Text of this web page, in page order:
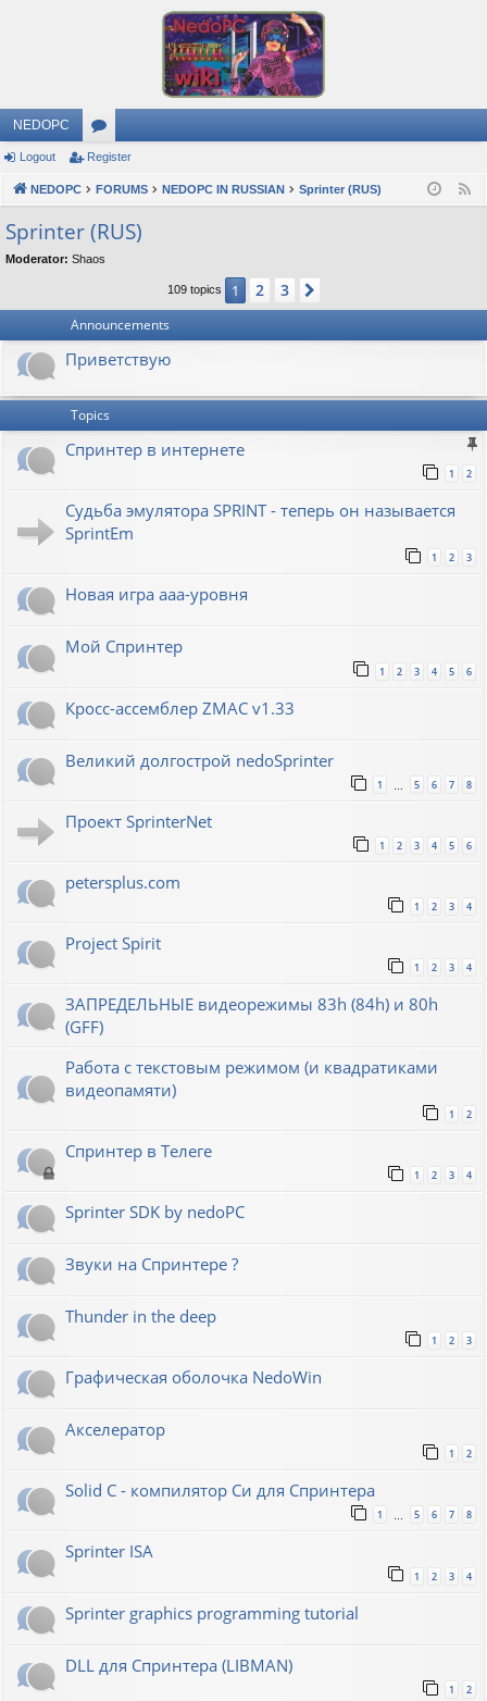
NEDOPC
or
u
m
s
Logout Register
NEDOPC FORUMS NEDOPC IN RUSSIAN Sprinter (RUS)
Sprinter (RUS)
Moderator: Shaos
109 topics 1 2 3
Announcements
Приветствую
Topics
Спринтер в интернете
1 2
Судьба эмулятора SPRINT - теперь он называется
SprintEm
1 2 3
Новая игра ааа-уровня
Мой Спринтер
1 2 3 4 5 6
Кросс-ассемблер ZMAC v1.33
Великий долгострой nedoSprinter
1 5 6 7 8
Проект SprinterNet
1 2 3 4 5 6
petersplus.com
1 2 3 4
Project Spirit
1 2 3 4
ЗАПРЕДЕЛЬНЫЕ видеорежимы 83h (84h) и 80h
(GFF)
Работа с текстовым режимом (и квадратиками
видеопамяти)
1 2
Спринтер в Телеге
1 2 3 4
Sprinter SDK by nedoPC
Звуки на Спринтере ?
Thunder in the deep
1 2 3
Графическая оболочка NedoWin
Акселератор
1 2
Solid C - компилятор Си для Спринтера
1 … 5 6 7 8
Sprinter ISA
1 2 3 4
Sprinter graphics programming tutorial
DLL для Спринтера (LIBMAN)
1 2